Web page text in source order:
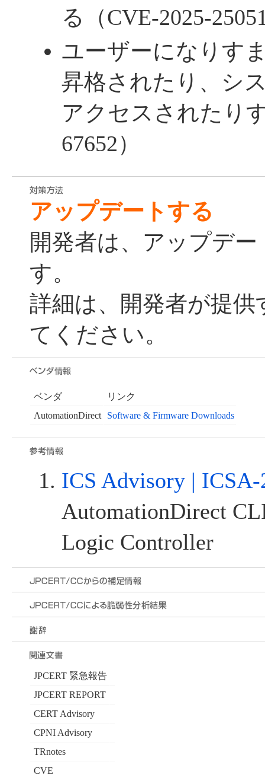
る（CVE-2025-
ユーザーになりす
昇格されたり、シ
アクセスされたり
67652）
アップデートする
開発者は、アップデ
す。
詳細は、開発者が提供
てください。
ベンダ
リンク
AutomationDirect
Software & Firmware Downloads
ICS Advisory | ICSA-
AutomationDirect
Logic Controller
JPCERT 緊急報告
JPCERT REPORT
CERT Advisory
CPNI Advisory
TRnotes
CVE